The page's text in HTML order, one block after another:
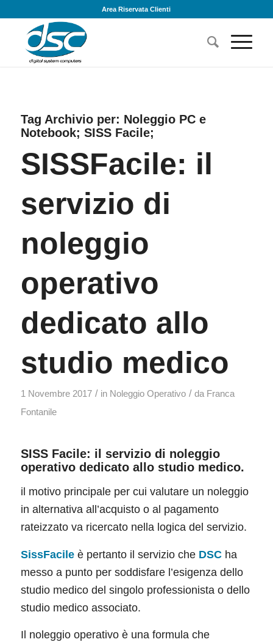
Area Riservata Clienti
Tag Archivio per: Noleggio PC e
Notebook; SISS Facile;
SISSFacile: il
servizio di
noleggio
operativo
dedicato allo
studio medico
1 Novembre 2017 / in Noleggio Operativo / da Franca
Fontanile
SISS Facile: il servizio di noleggio
operativo dedicato allo studio medico.
il motivo principale per cui valutare un noleggio
in alternativa all’acquisto o al pagamento
rateizzato va ricercato nella logica del servizio.
SissFacileè pertanto il servizio che DSCha
messo a punto per soddisfare l’esigenza dello
studio medico del singolo professionista o dello
studio medico associato.
Il noleggio operativo è una formula che